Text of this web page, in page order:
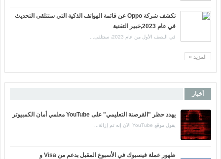
تكشف شركة Oppo عن قائمة الهواتف الذكية التي ستتلقى التحديث
في عام 2023,خبير التقنية
في النصف الأول من عام 2023، ستتلقى...
المزيد »
أخبار
يهدد حظر "القرصنة التعليمي" على YouTube معلمي أمان الكمبيوتر
يقول موقع YouTube الآن إنه تم إزالة...
ظهور عملة فيسبوك في الأسبوع المقبل بدعم من Visa و